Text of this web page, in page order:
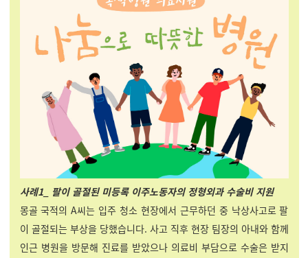
사례1_ 팔이 골절된 미등록 이주노동자의 정형외과 수술비 지원
몽골 국적의 A씨는 입주 청소 현장에서 근무하던 중 낙상사고로 팔
이 골절되는 부상을 당했습니다. 사고 직후 현장 팀장의 아내와 함께
인근 병원을 방문해 진료를 받았으나 의료비 부담으로 수술은 받지